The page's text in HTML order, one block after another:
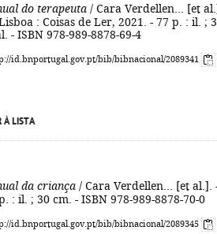
do terapeuta / Cara Verdellen... [et
: Coisas de Ler, 2021. - 77 p. : il. ;
- ISBN 978-989-8878-69-4
id.bnportugal.gov.pt/bib/bibnacional/2089341
À LISTA
da criança / Cara Verdellen... [et al.].
: il. ; 30 cm. - ISBN 978-989-8878-70-0
id.bnportugal.gov.pt/bib/bibnacional/2089345